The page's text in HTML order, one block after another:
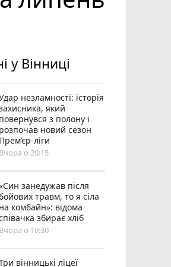
у Вінниці
незламності: історія
який
повернувся з полону і
розпочав новий сезон
Прем’єр-ліги
Вчора о 20:15
занедужав після
травм, то я сіла
на комбайн»: відома
збирає хліб
Вчора о 19:30
вінницькі ліцеї